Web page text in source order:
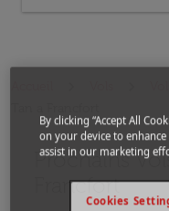
Prochains
Francfort
Aucun tarif trouvé
By clicking “Accept All
on your device to
assist in our marketing
Cookies